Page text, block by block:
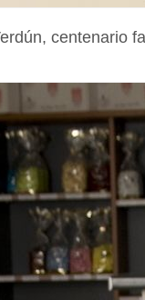
centenario